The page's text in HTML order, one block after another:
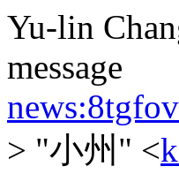
Yu-lin
message
> "小州" <